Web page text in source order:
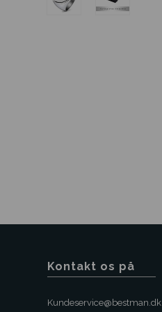
Kontakt os på
Kundeservice@bestman.dk